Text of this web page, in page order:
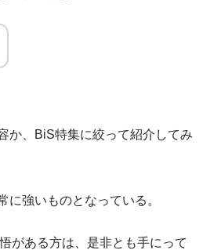
か、BiS特集に絞って紹介してみ
に強いものとなっている。
がある方は、是非とも手にって